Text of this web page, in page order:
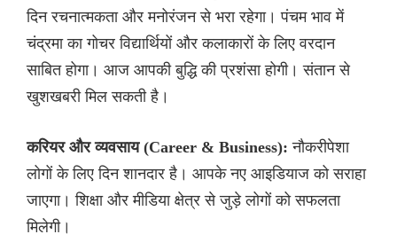
दिन रचनात्मकता और मनोरंजन से भरा रहेगा। पंचम भाव में
चंद्रमा का गोचर विद्यार्थियों और कलाकारों के लिए वरदान
साबित होगा। आज आपकी बुद्धि की प्रशंसा होगी। संतान से
खुशखबरी मिल सकती है।
करियर और व्यवसाय (Career & Business): नौकरीपेशा
लोगों के लिए दिन शानदार है। आपके नए आइडियाज को सराहा
जाएगा। शिक्षा और मीडिया क्षेत्र से जुड़े लोगों को सफलता
मिलेगी।